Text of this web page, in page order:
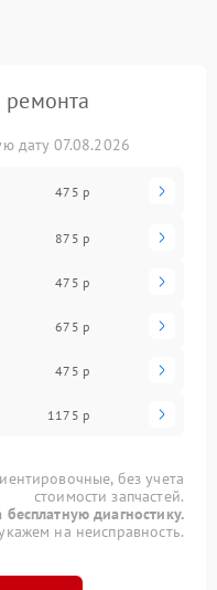
ремонта
дату 07.08.2026
475 р
875 р
475 р
675 р
475 р
1175 р
без учета
стоимости запчастей.
диагностику.
на неисправность.